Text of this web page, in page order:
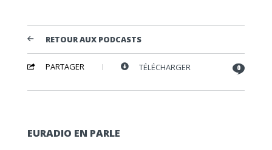
RETOUR AUX PODCASTS
PARTAGER TÉLÉCHARGER 0
EURADIO EN PARLE